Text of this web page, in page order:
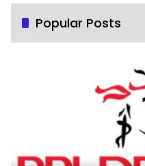
Popular Posts